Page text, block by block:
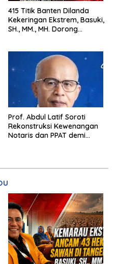
415 Titik Banten Dilanda
Kekeringan Ekstrem, Basuki,
SH., MM., MH. Dorong
Prof. Abdul Latif Soroti
Rekonstruksi Kewenangan
Notaris dan PPAT demi